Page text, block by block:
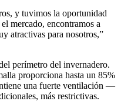
y tuvimos la oportunidad
mercado, encontramos a
atractivas para nosotros,”
perímetro del invernadero.
proporciona hasta un 85%
una fuerte ventilación —
más restrictivas.